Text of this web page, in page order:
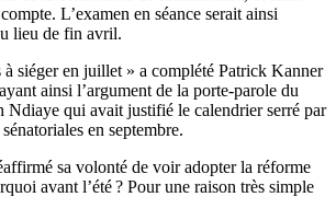
L’examen en séance serait ainsi
lieu de fin avril.
à siéger en juillet » a complété Patrick Kanner
ainsi l’argument de la porte-parole du
Ndiaye qui avait justifié le calendrier serré par
en septembre.
sa volonté de voir adopter la réforme
avant l’été ? Pour une raison très simple